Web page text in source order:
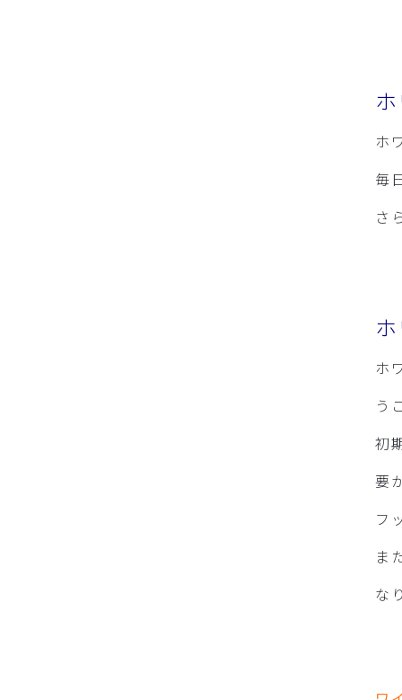
ホ
毎
さ
ホ
う
初
要
フ
ま
な